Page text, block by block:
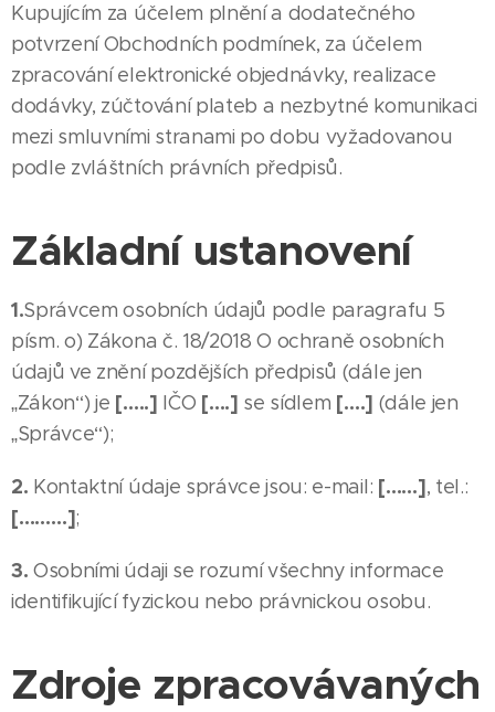
Kupujícím za účelem plnění a dodatečného
potvrzení Obchodních podmínek, za účelem
zpracování elektronické objednávky, realizace
dodávky, zúčtování plateb a nezbytné komunikaci
mezi smluvními stranami po dobu vyžadovanou
podle zvláštních právních předpisů.
Základní ustanovení
1.Správcem osobních údajů podle paragrafu 5
písm. o) Zákona č. 18/2018 O ochraně osobních
údajů ve znění pozdějších předpisů (dále jen
„Zákon“) je […..] IČO [….] se sídlem [….] (dále jen
„Správce“);
2. Kontaktní údaje správce jsou: e-mail: [……], tel.:
[………];
3.Osobními údaji se rozumí všechny informace
identifikující fyzickou nebo právnickou osobu.
Zdroje zpracovávaných